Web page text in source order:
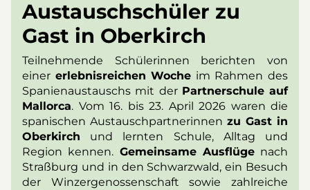
Austauschschüler zu
Gast in Oberkirch
Teilnehmende Schülerinnen berichten von
einer erlebnisreichen Woche im Rahmen des
Spanienaustauschs mit der Partnerschule auf
Mallorca. Vom 16. bis 23. April 2026 waren die
spanischen Austauschpartnerinnen zu Gast in
Oberkirch und lernten Schule, Alltag und
Region kennen. Gemeinsame Ausflügenach
Straßburg und in den Schwarzwald, ein Besuch
der Winzergenossenschaft sowie zahlreiche